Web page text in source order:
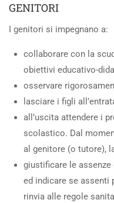
GENITORI
I genitori si impegnano a:
collaborare con la
obiettivi educativo-
osservare
lasciare i figli
all’uscita attendere i
scolastico. Dal
al genitore (o tutore),
giustificare le
ed indicare se
rinvia alle regole